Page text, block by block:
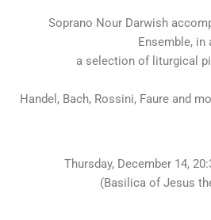
Soprano Nour Darwish
Ensemble,
a selection of liturgical
Handel, Bach, Rossini, Faure and
Thursday, December 14,
(Basilica of Jesus